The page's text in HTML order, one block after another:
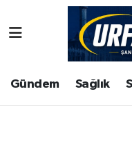
Gündem Sağlık
ASAYİS
ÇEVRE
Şanlıurfa
Şanlıurfa Hava